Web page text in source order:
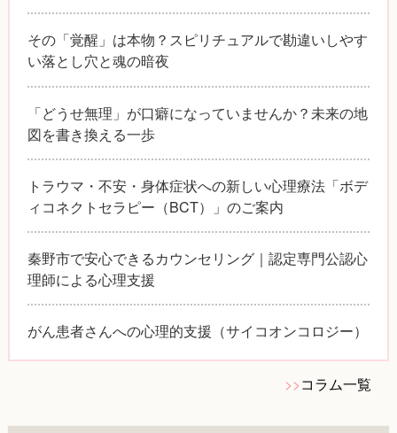
その「覚醒」は本物？スピリチュアルで勘違いしやす
い落とし穴と魂の暗夜
「どうせ無理」が口癖になっていませんか？未来の地
図を書き換える一歩
トラウマ・不安・身体症状への新しい心理療法「ボデ
ィコネクトセラピー（BCT）」のご案内
秦野市で安心できるカウンセリング｜認定専門公認心
理師による心理支援
がん患者さんへの心理的支援（サイコオンコロジー）
>>コラム一覧